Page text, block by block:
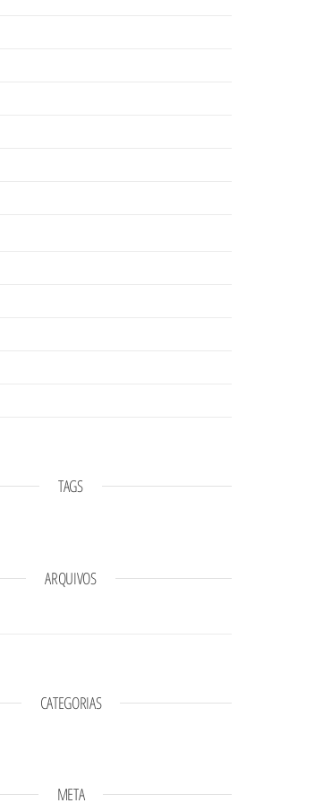
TAGS
ARQUIVOS
CATEGORIAS
META